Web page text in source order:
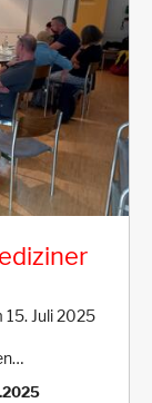
15. Juli 2025